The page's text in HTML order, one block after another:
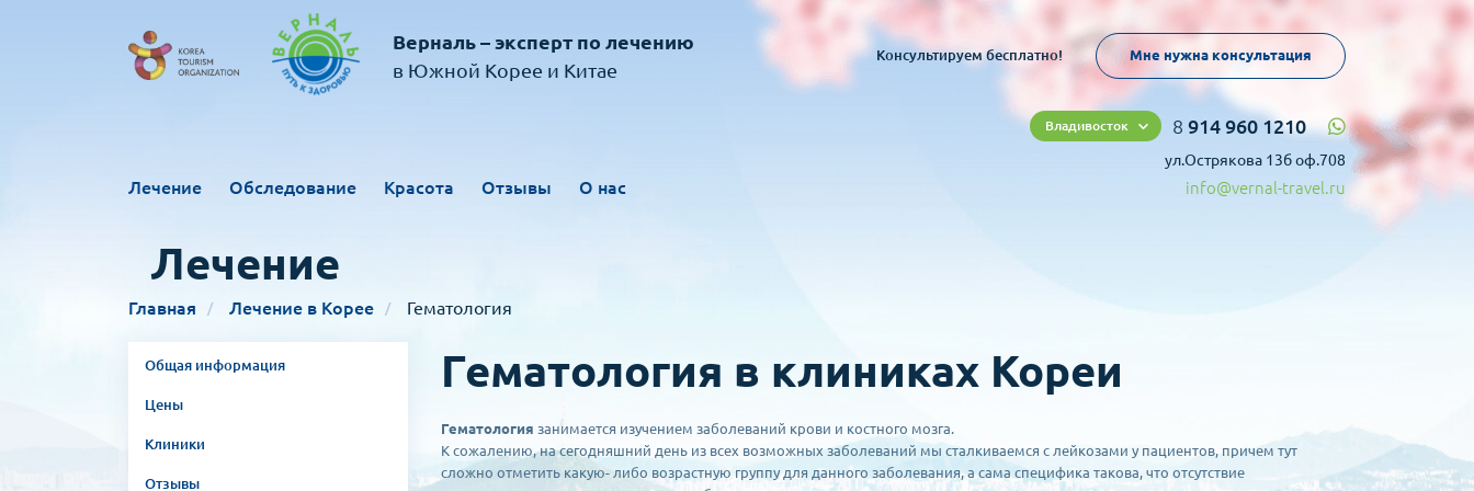
Верналь – эксперт по лечению
в Южной Корее и Китае
Консультируем бесплатно! Мне нужна консультация
Лечение Обследование Красота Отзывы О нас
Владивосток 8 914 960 1210
ул.Острякова 13б оф.708
info@vernal-travel.ru
Лечение
Главная Лечение в Корее Гематология
Общая информация
Цены
Клиники
Отзывы
Гематология в клиниках Кореи
Гематология занимается изучением заболеваний крови и костного мозга.
К сожалению, на сегодняшний день из всех возможных заболеваний мы сталкиваемся с лейкозами у пациентов, причем тут
сложно отметить какую- либо возрастную группу для данного заболевания, а сама специфика такова, что отсутствие